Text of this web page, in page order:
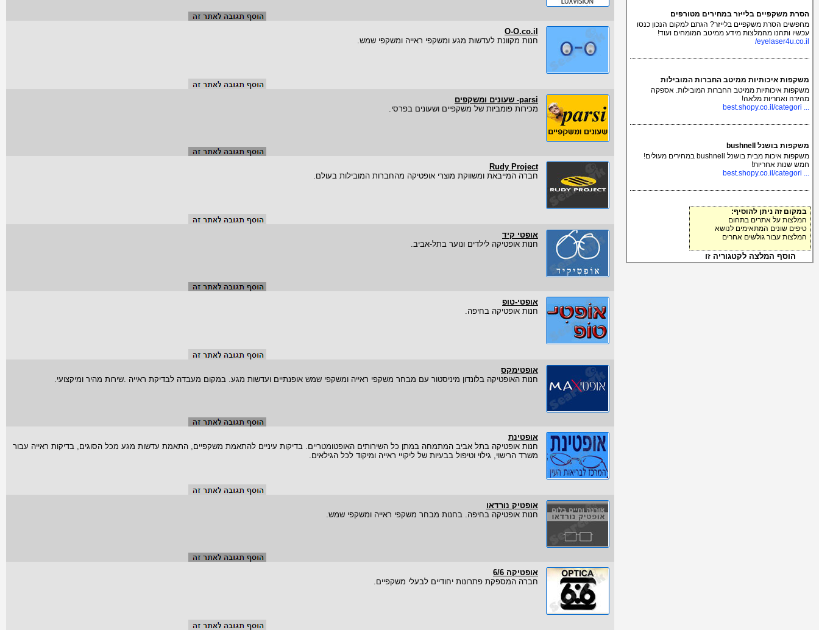
O-O.co.il
חנות מקוונת לעדשות מגע ומשקפי ראייה ומשקפי שמש.
parsi- שעונים ומשקפים
מכירות פומביות של משקפיים ושעונים בפרסי.
Rudy Project
חברה המייבאת ומשווקת מוצרי אופטיקה מהחברות המובילות בעולם.
אופטי קיד
חנות אופטיקה לילדים ונוער בתל-אביב.
אופטי-טופ
חנות אופטיקה בחיפה.
אופטימקס
חנות האופטיקה בלונדון מיניסטור עם מבחר משקפי ראייה ומשקפי שמש אופנתיים ועדשות מגע. במקום מעבדה לבדיקת ראייה .שירות מהיר ומיקצועי.
אופטינת
חנות אופטיקה בתל אביב המתמחה במתן כל השירותים האופטומטריים. בדיקות עיניים להתאמת משקפיים, התאמת עדשות מגע מכל הסוגים, בדיקות ראייה עבור
משרד הרישוי, גילוי וטיפול בבעיות של ליקויי ראייה ומיקוד לכל הגילאים.
אופטיק נורדאו
חנות אופטיקה בחיפה. בחנות מבחר משקפי ראייה ומשקפי שמש.
אופטיקה 6/6
חברה המספקת פתרונות יחודיים לבעלי משקפיים.
הסרת משקפיים בלייזר במחירים מטורפים
מחפשים הסרת משקפיים בלייזר? הגתם למקום הנכון כנסו
עכשיו ותהנו מהמלצות מידע ממיטב המומחים ועוד!
eyelaser4u.co.il/
משקפות איכותיות ממיטב החברות המובילות
משקפות איכותיות ממיטב החברות המובילות. אספקה
מהירה ואחריות מלאה!
... best.shopy.co.il/categori
משקפות בושנל bushnell
משקפות איכות מבית בושנל bushnell במחירים מעולים!
חמש שנות אחריות!
... best.shopy.co.il/categori
במקום זה ניתן להוסיף:
המלצות על אתרים בתחום
טיפים שונים המתאימים לנושא
המלצות עבור גולשים אחרים
הוסף המלצה לקטגוריה זו